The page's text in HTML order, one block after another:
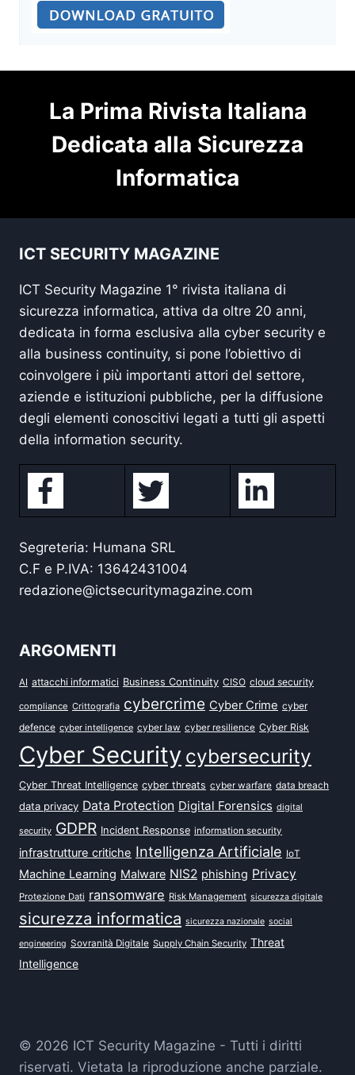
La Prima Rivista Italiana
Dedicata alla Sicurezza
Informatica
ICT SECURITY MAGAZINE
ICT Security Magazine 1° rivista italiana di
sicurezza informatica, attiva da oltre 20 anni,
dedicata in forma esclusiva alla cyber security e
alla business continuity, si pone l’obiettivo di
coinvolgere i più importanti attori del settore,
aziende e istituzioni pubbliche, per la diffusione
degli elementi conoscitivi legati a tutti gli aspetti
della information security.
Segreteria: Humana SRL
C.F e P.IVA: 13642431004
redazione@ictsecuritymagazine.com
ARGOMENTI
AI attacchi informatici Business Continuity CISO cloud security
compliance Crittografia cybercrime Cyber Crime cyber
defence cyber intelligence cyber law cyber resilience Cyber Risk
Cyber Security cybersecurity
Cyber Threat Intelligence cyber threats cyber warfare data breach
data privacy Data Protection Digital Forensics digital
security GDPR Incident Response information security
infrastrutture critiche Intelligenza Artificiale IoT
Machine Learning Malware NIS2 phishing Privacy
Protezione Dati ransomware Risk Management sicurezza digitale
sicurezza informatica sicurezza nazionale social
engineering Sovranità Digitale Supply Chain Security Threat
Intelligence
© 2026 ICT Security Magazine - Tutti i diritti
riservati. Vietata la riproduzione anche parziale.